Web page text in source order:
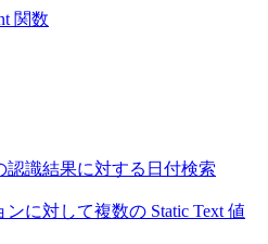
関数
認識結果に対する日付検索
に対して複数の Static Text 値